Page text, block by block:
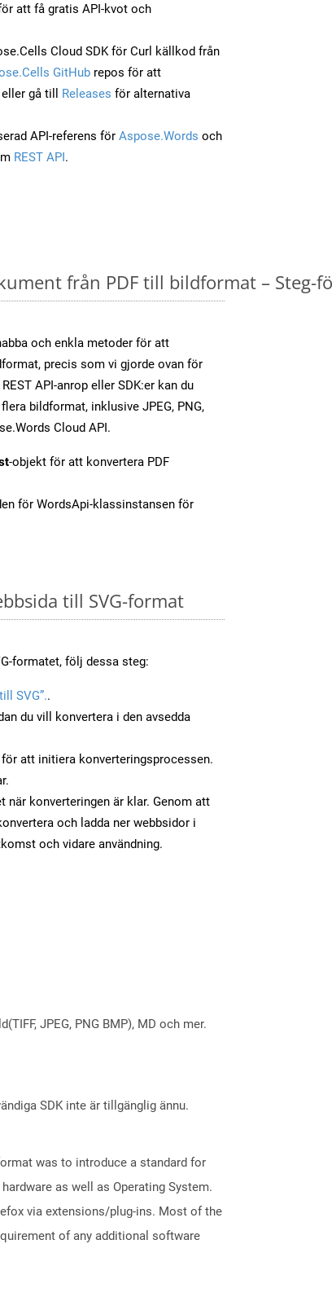
att få gratis API-kvot och
Cloud SDK för Curl källkod från
GitHub repos för att
gå till Releases för alternativa
API-referens för Aspose.Words och
REST API.
från PDF till bildformat – Steg-
och enkla metoder för att
precis som vi gjorde ovan för
API-anrop eller SDK:er kan du
bildformat, inklusive JPEG, PNG,
Cloud API.
-objekt för att konvertera PDF
för WordsApi-klassinstansen för
till SVG-format
formatet, följ dessa steg:
SVG”..
du vill konvertera i den avsedda
för att initiera konverteringsprocessen.
när konverteringen är klar. Genom att
och ladda ner webbsidor i
och vidare användning.
JPEG, PNG BMP), MD och mer.
SDK inte är tillgänglig ännu.
was to introduce a standard for
as well as Operating System.
via extensions/plug-ins. Most of the
of any additional software